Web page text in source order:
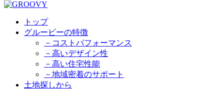
トップ
グルービーの特徴
－コストパフォーマンス
－高いデザイン性
－高い住宅性能
－地域密着のサポート
土地探しから